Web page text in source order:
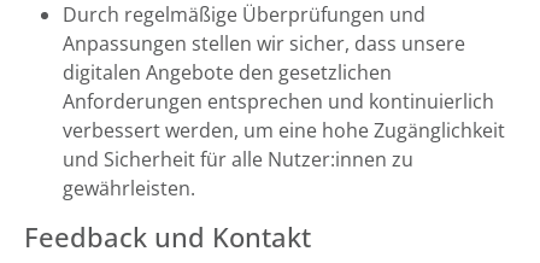
Durch regelmäßige Überprüfungen und
Anpassungen stellen wir sicher, dass unsere
digitalen Angebote den gesetzlichen
Anforderungen entsprechen und kontinuierlich
verbessert werden, um eine hohe Zugänglichkeit
und Sicherheit für alle Nutzer:innen zu
gewährleisten.
Feedback und Kontakt